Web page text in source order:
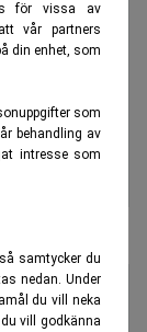
för vissa av
vår partners
din enhet, som
som
behandling av
intresse som
samtycker du
nedan. Under
du vill neka
vill godkänna